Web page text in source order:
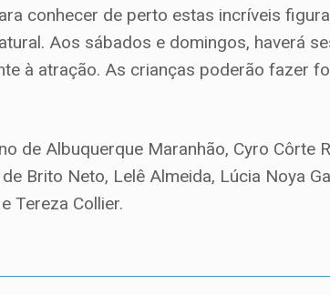
conhecer de perto estas incríveis
Aos sábados e domingos, haverá
à atração. As crianças poderão fazer
de Albuquerque Maranhão, Cyro Côrte
Brito Neto, Lelê Almeida, Lúcia Noya
Tereza Collier.